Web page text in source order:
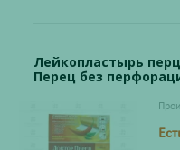
Лейкопластырь
Перец без